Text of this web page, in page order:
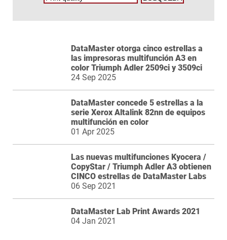
DataMaster otorga cinco estrellas a
las impresoras multifunción A3 en
color Triumph Adler 2509ci y 3509ci
24 Sep 2025
DataMaster concede 5 estrellas a la
serie Xerox Altalink 82nn de equipos
multifunción en color
01 Apr 2025
Las nuevas multifunciones Kyocera /
CopyStar / Triumph Adler A3 obtienen
CINCO estrellas de DataMaster Labs
06 Sep 2021
DataMaster Lab Print Awards 2021
04 Jan 2021